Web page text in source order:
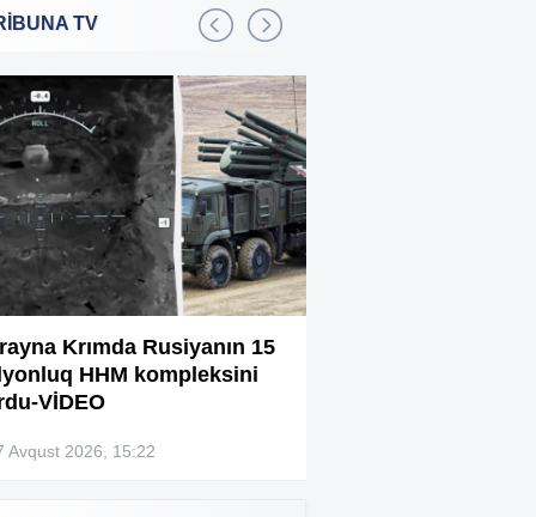
Bakıda 2,5 milyon manata
Sərdar Ortaç xəstəxanaya
yerləşdirilib?
Rüşvətdə təqsirləndirilən 3
vəzifəli şəxsin məhkəməsi
başlayır
“Həyat yoldaşın istəmirsə,
Kiberpolis əməliyyat keçirdi:
Xarici saytları ələ keçirən
TV
Krımda Rusiyanın 15
HHM kompleksini
VİDEO
Avqust 2026, 15:22